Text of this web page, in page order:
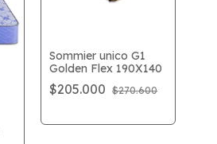
Sommier unico G1
Golden Flex 190X140
$205.000 $270.600